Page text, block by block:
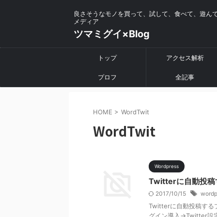
良さそうなモノを買って、試して、食べて、遊ん
メディア
ツマミグイ×Blog
トップ アクセス解析
プロフ 全記事
HOME > WordTwit
WordTwit
Wordpress
Twitterに自動投稿
2017/10/15
Twitterに自動投稿する